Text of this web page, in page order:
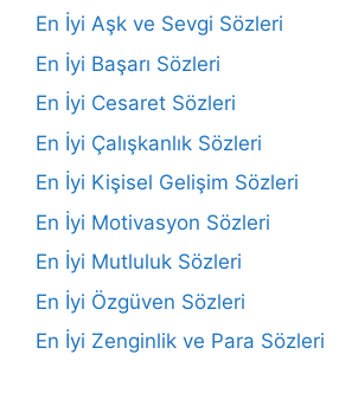
En İyi Aşk ve Sevgi Sözleri
En İyi Başarı Sözleri
En İyi Cesaret Sözleri
En İyi Çalışkanlık Sözleri
En İyi Kişisel Gelişim Sözleri
En İyi Motivasyon Sözleri
En İyi Mutluluk Sözleri
En İyi Özgüven Sözleri
En İyi Zenginlik ve Para Sözleri